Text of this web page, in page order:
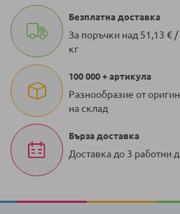
Безплатна доставка
За поръчки над 51,13 € /
кг
100 000 + артикула
Разнообразие от
на склад
Бърза доставка
Доставка до 3 работни